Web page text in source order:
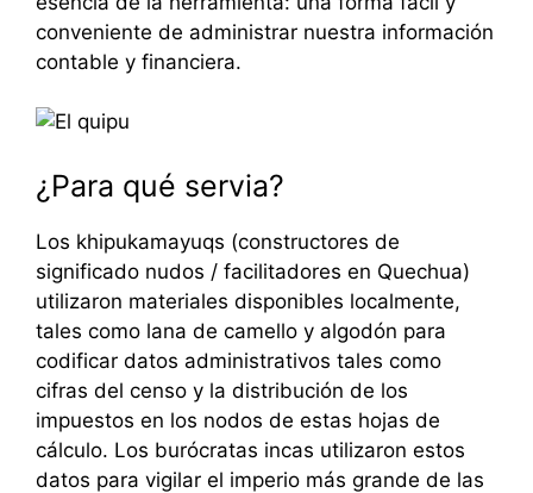
conveniente de administrar nuestra información
contable y financiera.
¿Para qué servia?
Los khipukamayuqs (constructores de
significado nudos / facilitadores en Quechua)
utilizaron materiales disponibles localmente,
tales como lana de camello y algodón para
codificar datos administrativos tales como
cifras del censo y la distribución de los
impuestos en los nodos de estas hojas de
cálculo. Los burócratas incas utilizaron estos
datos para vigilar el imperio más grande de las